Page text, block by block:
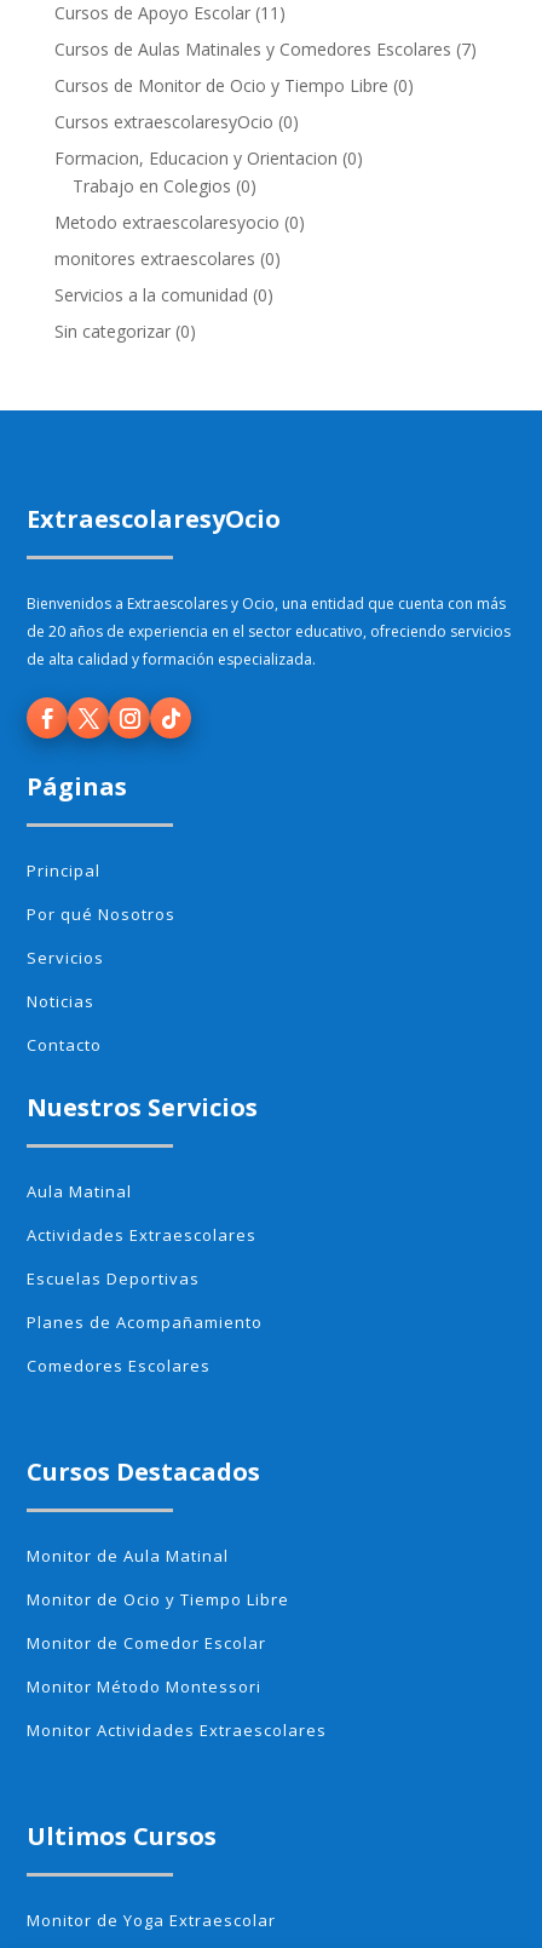
Cursos de Apoyo Escolar (11)
Cursos de Aulas Matinales y Comedores Escolares (7)
Cursos de Monitor de Ocio y Tiempo Libre (0)
Cursos extraescolaresyOcio (0)
Formacion, Educacion y Orientacion (0)
Trabajo en Colegios (0)
Metodo extraescolaresyocio (0)
monitores extraescolares (0)
Servicios a la comunidad (0)
Sin categorizar (0)
ExtraescolaresyOcio
Bienvenidos a Extraescolares y Ocio, una entidad que cuenta con más
de 20 años de experiencia en el sector educativo, ofreciendo servicios
de alta calidad y formación especializada.
Páginas
Principal
Por qué Nosotros
Servicios
Noticias
Contacto
Nuestros Servicios
Aula Matinal
Actividades Extraescolares
Escuelas Deportivas
Planes de Acompañamiento
Comedores Escolares
Cursos Destacados
Monitor de Aula Matinal
Monitor de Ocio y Tiempo Libre
Monitor de Comedor Escolar
Monitor Método Montessori
Monitor Actividades Extraescolares
Ultimos Cursos
Monitor de Yoga Extraescolar